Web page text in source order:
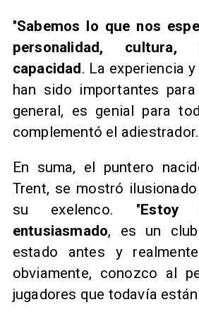
"Sabemos lo que nos
personalidad, cultura,
capacidad. La experiencia
han sido importantes
general, es genial para
complementó el adiestrador.
En suma, el puntero
Trent, se mostró
su exelenco. "Estoy
entusiasmado, es un
estado antes y
obviamente, conozco al
jugadores que todavía